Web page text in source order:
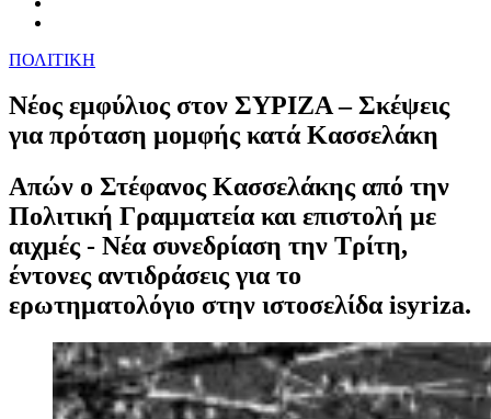
ΠΟΛΙΤΙΚΗ
Νέος εμφύλιος στον ΣΥΡΙΖΑ – Σκέψεις
για πρόταση μομφής κατά Κασσελάκη
Απών ο Στέφανος Κασσελάκης από την
Πολιτική Γραμματεία και επιστολή με
αιχμές - Νέα συνεδρίαση την Τρίτη,
έντονες αντιδράσεις για το
ερωτηματολόγιο στην ιστοσελίδα isyriza.